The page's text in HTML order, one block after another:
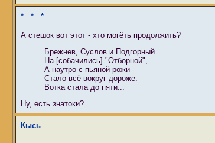
* * *
А стешок вот этот - хто могёть продолжить?
Брежнев, Суслов и Подгорный
На-[собачились] "Отборной",
А наутро с пьяной рожи
Стало всё вокруг дороже:
Вотка стала до пяти...
Ну, есть знатоки?
Кысь